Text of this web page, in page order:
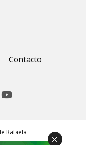
Contacto
Rafaela